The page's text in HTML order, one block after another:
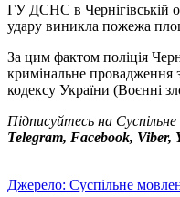
ГУ ДСНС в Чернігівській
удару виникла пожежа
За цим фактом поліція
кримінальне провадження
кодексу України (Воєнні
Підписуйтесь на
Telegram, Facebook, Viber,
Джерело: Суспільне